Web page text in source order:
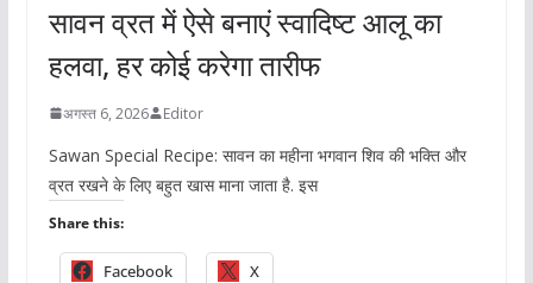
सावन व्रत में ऐसे बनाएं स्वादिष्ट आलू का
हलवा, हर कोई करेगा तारीफ
अगस्त 6, 2026 Editor
Sawan Special Recipe: सावन का महीना भगवान शिव की भक्ति और
व्रत रखने के लिए बहुत खास माना जाता है. इस
Share this:
Facebook X